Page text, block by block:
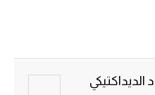
الديداكتيكي